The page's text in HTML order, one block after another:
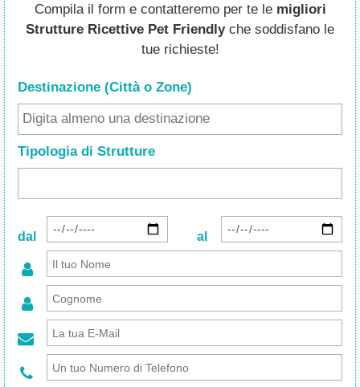
Compila il form e contatteremo per te le migliori
Strutture Ricettive Pet Friendlyche soddisfano le
tue richieste!
Destinazione (Città o Zone)
Tipologia di Strutture
dal al